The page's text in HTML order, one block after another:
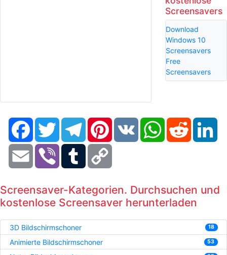
Screensavers
Download
Windows 10
Screensavers
Free
Screensavers
FacebookTwitter TelegramPinterestVK WhatsAppReddit
Email Viber Tumblr
Screensaver-Kategorien. Durchsuchen und
kostenlose Screensaver herunterladen
3D Bildschirmschoner 18
Animierte Bildschirmschoner 53